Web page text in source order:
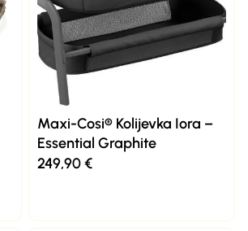
Maxi-Cosi® Kolijevka Iora –
Essential Graphite
249,90€